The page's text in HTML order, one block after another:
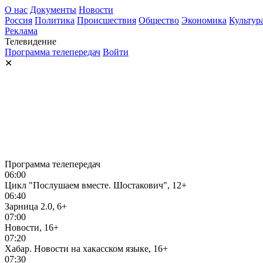
О нас Документы Новости
Россия Политика Происшествия Общество Экономика
Реклама
Телевидение
Программа телепередач Войти
✕
Программа телепередач
06:00
Цикл "Послушаем вместе. Шостакович", 12+
06:40
Зарница 2.0, 6+
07:00
Новости, 16+
07:20
Хабар. Новости на хакасском языке, 16+
07:30